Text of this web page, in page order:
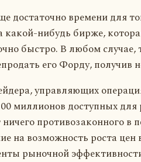
достаточно времени для
какой-нибудь бирже,
быстро. В любом случае,
его Форду, получив
управляющих
миллионов доступных
ничего противозаконного
на возможность роста цен
рыночной